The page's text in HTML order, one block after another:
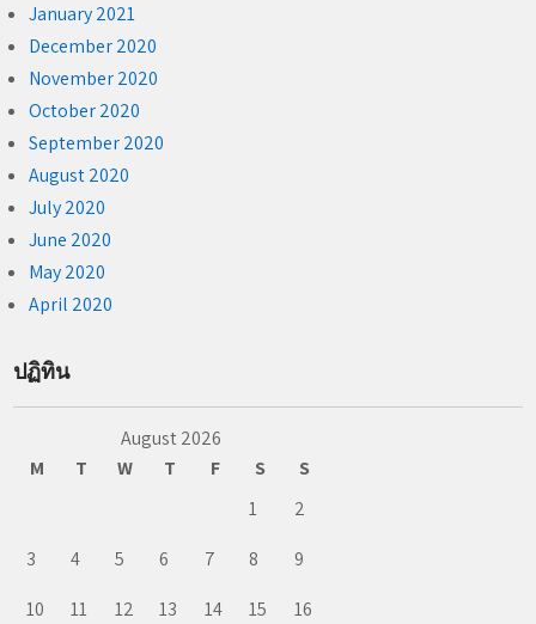
January 2021
December 2020
November 2020
October 2020
September 2020
August 2020
July 2020
June 2020
May 2020
April 2020
ปฏิทิน
August 2026
M
T W T F S
S
1
2
3
4 5 6 7 8
9
10
11 12 13 14 15
16